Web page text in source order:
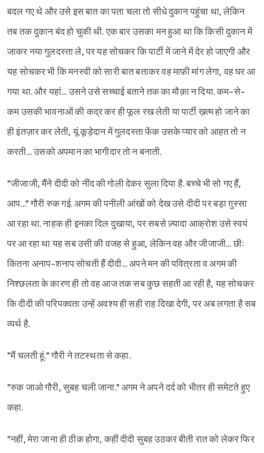
बदल गए थे और उसे इस बात का पता चला तो सीधे दुकान पहुंचा था, लेकिन
तब तक दुकान बंद हो चुकी थी. एक बार उसका मन हुआ था कि किसी दुकान में
जाकर नया गुलदस्ता ले, पर यह सोचकर कि पार्टी में जाने में देर हो जाएगी और
यह सोचकर भी कि मनस्वी को सारी बात बताकर वह माफ़ी मांग लेगा, वह घर आ
गया था. और यहां... उसने उसे सच्चाई बताने तक का मौक़ा न दिया. कम-से-
कम उसकी भावनाओं की कद्र कर ही फूल रख लेती या पार्टी ख़त्म हो जाने का
ही इंतज़ार कर लेती, यूं कूड़ेदान में गुलदस्ता फेंक उसके प्यार को आहत तो न
करती... उसको अपमान का भागीदार तो न बनाती.
"जीजाजी, मैंने दीदी को नींद की गोली देकर सुला दिया है. बच्चे भी सो गए हैं,
आप..." गौरी रुक गई. अगम की पनीली आंखों को देख उसे दीदी पर बड़ा ग़ुस्सा
आ रहा था. नाहक ही इनका दिल दुखाया, पर सबसे ज़्यादा आक्रोश उसे स्वयं
पर आ रहा था यह सब उसी की वजह से हुआ, लेकिन वह और जीजाजी... छीः
कितना अनाप-शनाप सोचती हैं दीदी... अपने मन की पवित्रता व अगम की
निश्छलता के कारण ही तो वह आज तक सब कुछ सहती आ रही है, यह सोचकर
कि दीदी की परिपक्वता उन्हें अवश्य ही सही राह दिखा देगी, पर अब लगता है सब
व्यर्थ है.
"मैं चलती हूं." गौरी ने तटस्थता से कहा.
"रुक जाओ गौरी, सुबह चली जाना." अगम ने अपने दर्द को भीतर ही समेटते हुए
कहा.
"नहीं, मेरा जाना ही ठीक होगा, कहीं दीदी सुबह उठकर बीती रात को लेकर फिर